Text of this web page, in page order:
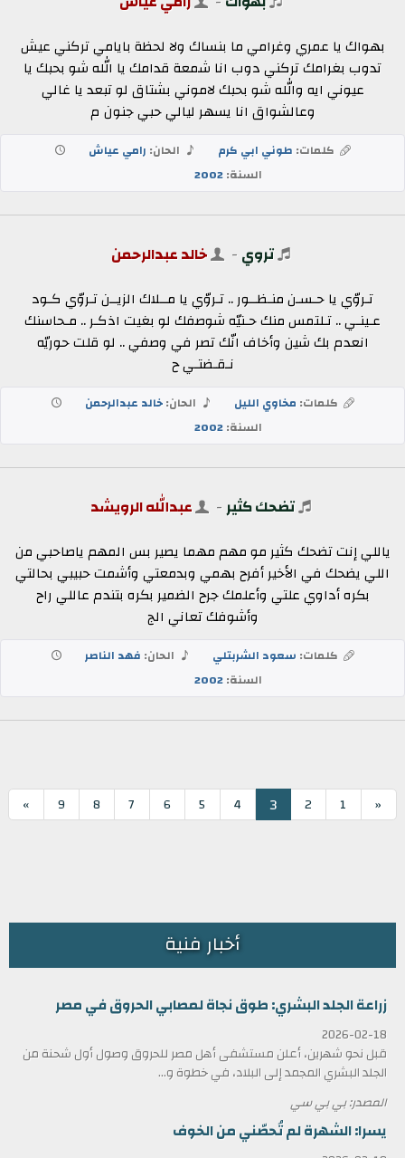
بهواك يا عمري وغرامي ما بنساك ولا لحظة بايامي تركني عيش
تدوب بغرامك تركني دوب انا شمعة قدامك يا الله شو بحبك يا
عيوني ايه والله شو بحبك لاموني بشتاق لو تبعد يا غالي
وعالشواق انا يسهر ليالي حبي جنون م
كلمات: طوني ابي كرم الحان: رامي عياش
السنة:2002
تروي - خالد عبدالرحمن
تـروّي يا حـسـن منـظــور .. تـروّي يا مــلاك الزيــن تـروّي كـود
عـينـي .. تـلتمس منك حـنيّه شوصفك لو بغيت اذكـر .. مـحاسنك
انعدم بك شين وأخاف انّك تصر في وصفي .. لو قلت حوريّه
نـقـضتـي ح
كلمات: مخاوي الليل الحان:خالد عبدالرحمن
السنة:2002
تضحك كثير- عبدالله الرويشد
ياللي إنت تضحك كثير مو مهم مهما يصير بس المهم ياصاحبي من
اللي يضحك في الأخير أفرح بهمي وبدمعتي وأشمت حبيبي بحالتي
بكره أداوي علتي وأعلمك جرح الضمير بكره بتندم عاللي راح
وأشوفك تعاني الج
كلمات: سعود الشربتلي الحان: فهد الناصر
السنة:2002
«
1
2
3
4
5
6
7
8
9
»
أخبار فنية
زراعة الجلد البشري: طوق نجاة لمصابي الحروق في مصر
2026-02-18
قبل نحو شهرين، أعلن مستشفى أهل مصر للحروق وصول أول شحنة من
الجلد البشري المجمد إلى البلاد، في خطوة و...
المصدر: بي بي سي
يسرا: الشهرة لم تُحصّني من الخوف